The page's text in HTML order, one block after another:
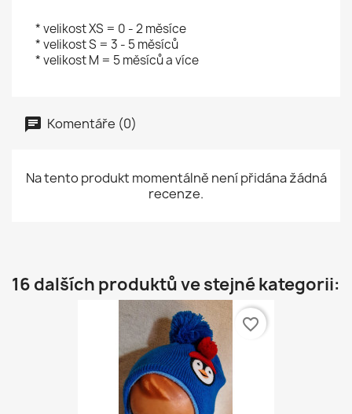
* velikost XS = 0 - 2 měsíce
* velikost S = 3 - 5 měsíců
* velikost M = 5 měsíců a více
Komentáře (0)
Na tento produkt momentálně není přidána žádná
recenze.
16 dalších produktů ve stejné kategorii:
favorite_border